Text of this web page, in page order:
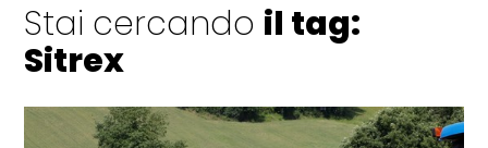
Stai cercando il tag:
Sitrex